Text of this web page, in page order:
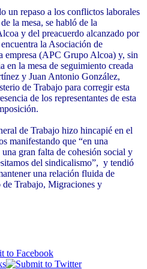
un repaso a los conflictos laborales
la mesa, se habló de la
y del preacuerdo alcanzado por
la Asociación de
empresa (APC Grupo Alcoa) y, sin
en la mesa de seguimiento creada
y Juan Antonio González,
de Trabajo para corregir esta
de los representantes de esta
de Trabajo hizo hincapié en el
manifestando que “en una
gran falta de cohesión social y
del sindicalismo”, y tendió
una relación fluida de
Trabajo, Migraciones y